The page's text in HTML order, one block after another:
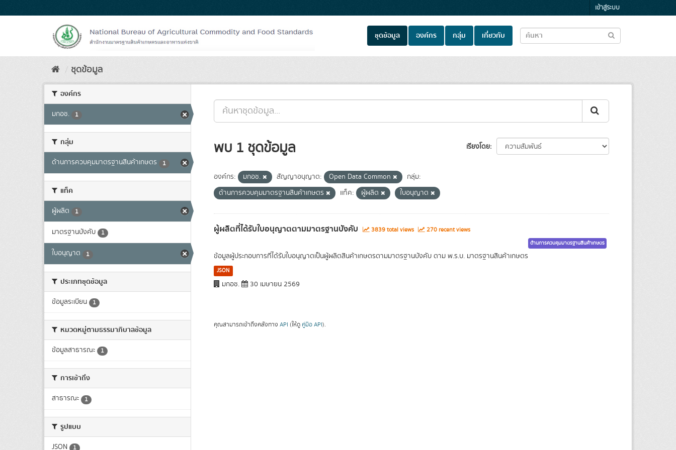
to
เข้าสู่ระบบ
ชุดข้อมูล องค์กร กลุ่ม เกี่ยวกับ
ชุดข้อมูล
องค์กร
มกอช. 1
กลุ่ม
ด้านการควบคุมมาตรฐานสินค้าเกษตร 1
แท็ค
ผู้ผลิต 1
มาตรฐานบังคับ 1
ใบอนุญาต 1
ประเภทชุดข้อมูล
ข้อมูลระเบียน 1
หมวดหมู่ตามธรรมาภิบาลข้อมูล
ข้อมูลสาธารณะ 1
การเข้าถึง
สาธารณะ 1
รูปแบบ
JSON 1
เรียงโดย
พบ 1 ชุดข้อมูล
องค์กร: มกอช. สัญญาอนุญาต: Open Data Common
กลุ่ม:
ด้านการควบคุมมาตรฐานสินค้าเกษตร
แท็ค: ผู้ผลิต ใบอนุญาต
ผู้ผลิตที่ได้รับใบอนุญาตตามมาตรฐานบังคับ 3839 total views 270 recent views
ด้านการควบคุมมาตรฐานสินค้าเกษตร
ข้อมูลผู้ประกอบการที่ได้รับใบอนุญาตเป็นผู้ผลิตสินค้าเกษตรตามมาตรฐานบังคับ ตาม พ.ร.บ. มาตรฐานสินค้าเกษตร
JSON
มกอช. 30 เมษายน 2569
คุณสามารถเข้าถึงคลังทาง API (ให้ดู คู่มือ API).